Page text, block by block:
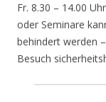
Fr. 8.30 – 14.00
oder Seminare
behindert werden
Besuch